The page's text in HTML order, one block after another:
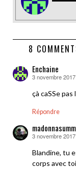
8
Enchaine
dit :
3 novembre
çà caSSe
Répondre
dit :
3 novembre
Blandine, tu
corps avec